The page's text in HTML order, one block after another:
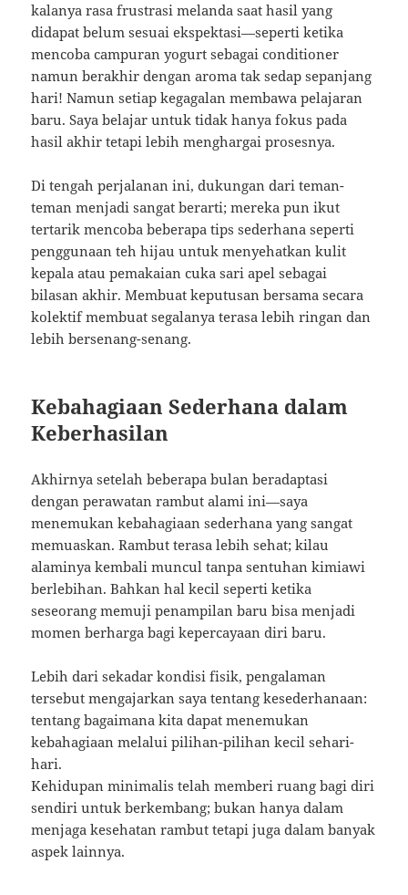
kalanya rasa frustrasi melanda saat hasil yang
didapat belum sesuai ekspektasi—seperti ketika
mencoba campuran yogurt sebagai conditioner
namun berakhir dengan aroma tak sedap sepanjang
hari! Namun setiap kegagalan membawa pelajaran
baru. Saya belajar untuk tidak hanya fokus pada
hasil akhir tetapi lebih menghargai prosesnya.
Di tengah perjalanan ini, dukungan dari teman-
teman menjadi sangat berarti; mereka pun ikut
tertarik mencoba beberapa tips sederhana seperti
penggunaan teh hijau untuk menyehatkan kulit
kepala atau pemakaian cuka sari apel sebagai
bilasan akhir. Membuat keputusan bersama secara
kolektif membuat segalanya terasa lebih ringan dan
lebih bersenang-senang.
Kebahagiaan Sederhana dalam
Keberhasilan
Akhirnya setelah beberapa bulan beradaptasi
dengan perawatan rambut alami ini—saya
menemukan kebahagiaan sederhana yang sangat
memuaskan. Rambut terasa lebih sehat; kilau
alaminya kembali muncul tanpa sentuhan kimiawi
berlebihan. Bahkan hal kecil seperti ketika
seseorang memuji penampilan baru bisa menjadi
momen berharga bagi kepercayaan diri baru.
Lebih dari sekadar kondisi fisik, pengalaman
tersebut mengajarkan saya tentang kesederhanaan:
tentang bagaimana kita dapat menemukan
kebahagiaan melalui pilihan-pilihan kecil sehari-
hari.
Kehidupan minimalis telah memberi ruang bagi diri
sendiri untuk berkembang; bukan hanya dalam
menjaga kesehatan rambut tetapi juga dalam banyak
aspek lainnya.